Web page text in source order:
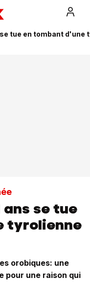
tue en tombant d'une
ans se tue
tyrolienne
orobiques: une
pour une raison qui